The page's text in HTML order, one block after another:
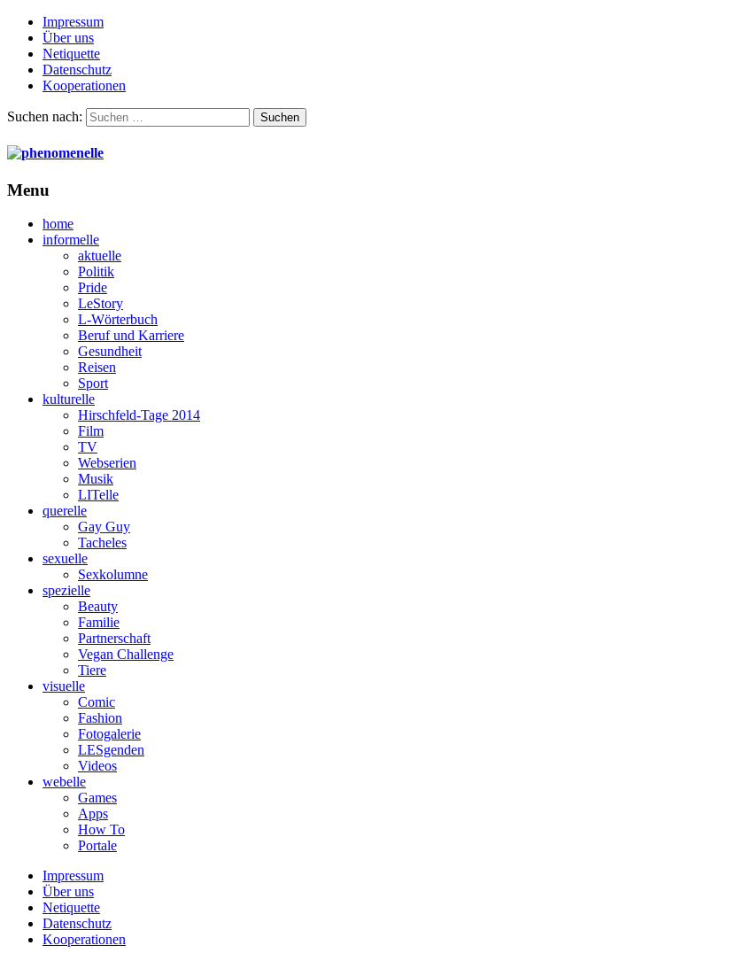
Impressum
Über uns
Netiquette
Datenschutz
Kooperationen
Suchen nach:
Menu
home
informelle
aktuelle
Politik
Pride
LeStory
L-Wörterbuch
Beruf und Karriere
Gesundheit
Reisen
Sport
kulturelle
Hirschfeld-Tage 2014
Film
TV
Webserien
Musik
LITelle
querelle
Gay Guy
Tacheles
sexuelle
Sexkolumne
spezielle
Beauty
Familie
Partnerschaft
Vegan Challenge
Tiere
visuelle
Comic
Fashion
Fotogalerie
LESgenden
Videos
webelle
Games
Apps
How To
Portale
Impressum
Über uns
Netiquette
Datenschutz
Kooperationen